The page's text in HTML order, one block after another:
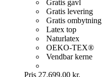
Gratis gavl
Gratis levering
Gratis ombytning
Latex top
Naturlatex
OEKO-TEX®
Vendbar kerne
Pris 27.699,00 kr.